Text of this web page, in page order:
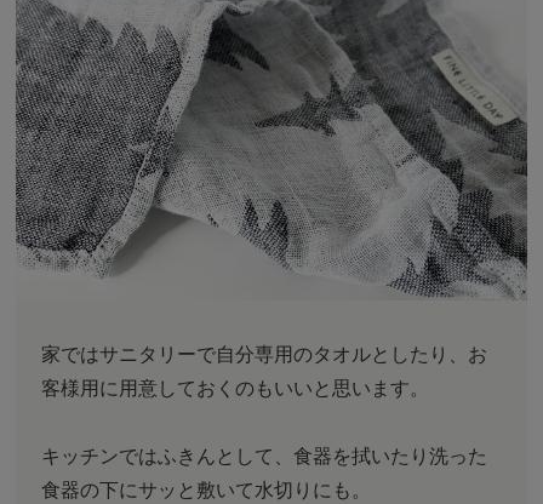
家ではサニタリーで自分専用のタオルとしたり、お
客様用に用意しておくのもいいと思います。
キッチンではふきんとして、食器を拭いたり洗った
食器の下にサッと敷いて水切りにも。